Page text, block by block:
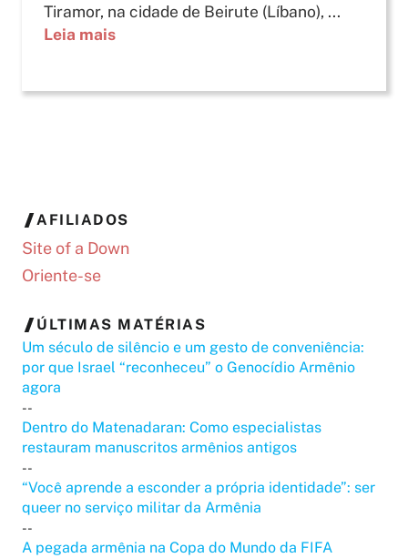
Tiramor, na cidade de Beirute (Líbano), ...
Leia mais
AFILIADOS
Site of a Down
Oriente-se
ÚLTIMAS MATÉRIAS
Um século de silêncio e um gesto de conveniência:
por que Israel “reconheceu” o Genocídio Armênio
agora
--
Dentro do Matenadaran: Como especialistas
restauram manuscritos armênios antigos
--
“Você aprende a esconder a própria identidade”: ser
queer no serviço militar da Armênia
--
A pegada armênia na Copa do Mundo da FIFA